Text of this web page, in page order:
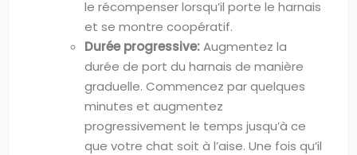
le récompenser lorsqu’il porte le harnais
et se montre coopératif.
Durée progressive:Augmentez la
durée de port du harnais de manière
graduelle. Commencez par quelques
minutes et augmentez
progressivement le temps jusqu’à ce
que votre chat soit à l’aise. Une fois qu’il